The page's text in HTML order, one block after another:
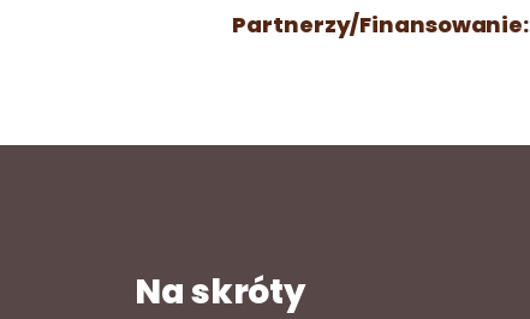
Partnerzy/Finansowanie:
Na skróty